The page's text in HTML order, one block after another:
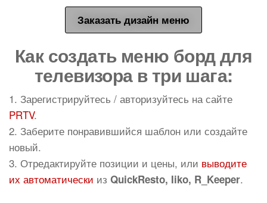
Заказать дизайн меню
Как создать меню борд для
телевизора в три шага:
1. Зарегистрируйтесь / авторизуйтесь на сайте
PRTV.
2. Заберите понравившийся шаблон или создайте
новый.
3. Отредактируйте позиции и цены, или выводите
их автоматически из QuickResto, Iiko, R_Keeper.